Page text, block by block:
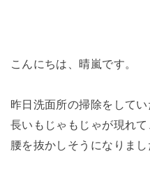
こんにちは、晴嵐です。
昨日洗面所の掃除をして
長いもじゃもじゃが現れ
腰を抜かしそうになりまし